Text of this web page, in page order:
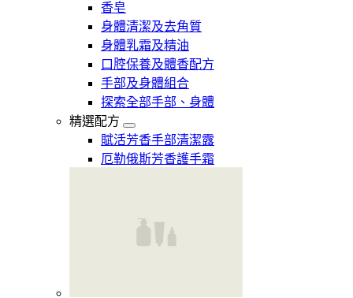
香皂
身體清潔及去角質
身體乳霜及精油
口腔保養及體香配方
手部及身體組合
探索全部手部、身體
精選配方
賦活芳香手部清潔露
厄勒俄斯芳香護手霜